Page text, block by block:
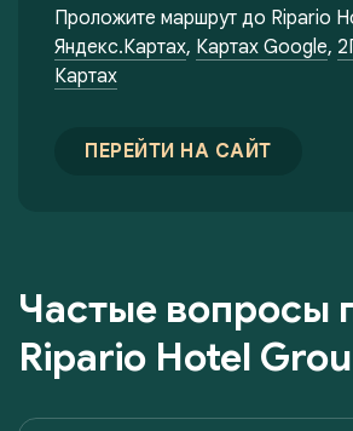
Проложите маршрут до Ripario
Яндекс.Картах, Картах Google,
Картах
ПЕРЕЙТИ НА САЙТ
Частые вопросы
Ripario Hotel